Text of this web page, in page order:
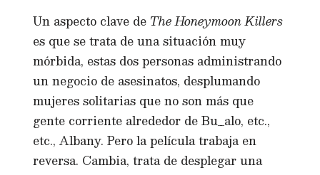
Un aspecto clave de The Honeymoon Killers
es que se trata de una situación muy
mórbida, estas dos personas administrando
un negocio de asesinatos, desplumando
mujeres solitarias que no son más que
gente corriente alrededor de Bu_alo, etc.,
etc., Albany. Pero la película trabaja en
reversa. Cambia, trata de desplegar una